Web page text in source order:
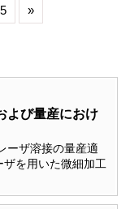
5 »
よび量産におけ
ーザ溶接の量産適
を用いた微細加工